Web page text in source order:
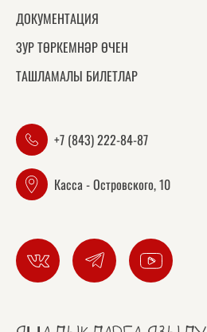
ДОКУМЕНТАЦИЯ
ЗУР ТӨРКЕМНӘР ӨЧЕН
ТАШЛАМАЛЫ БИЛЕТЛАР
+7 (843) 222-84-87
Касса - Островского, 10